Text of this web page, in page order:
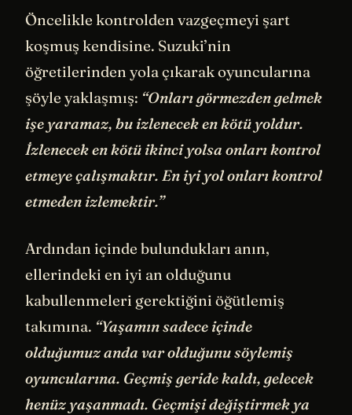
Öncelikle kontrolden vazgeçmeyi şart
koşmuş kendisine. Suzuki’nin
öğretilerinden yola çıkarak oyuncularına
şöyle yaklaşmış: “Onları görmezden gelmek
işe yaramaz, bu izlenecek en kötü yoldur.
İzlenecek en kötü ikinci yolsa onları kontrol
etmeye çalışmaktır. En iyi yol onları kontrol
etmeden izlemektir.”
Ardından içinde bulundukları anın,
ellerindeki en iyi an olduğunu
kabullenmeleri gerektiğini öğütlemiş
takımına. “Yaşamın sadece içinde
olduğumuz anda var olduğunu söylemiş
oyuncularına. Geçmiş geride kaldı, gelecek
henüz yaşanmadı. Geçmişi değiştirmek ya